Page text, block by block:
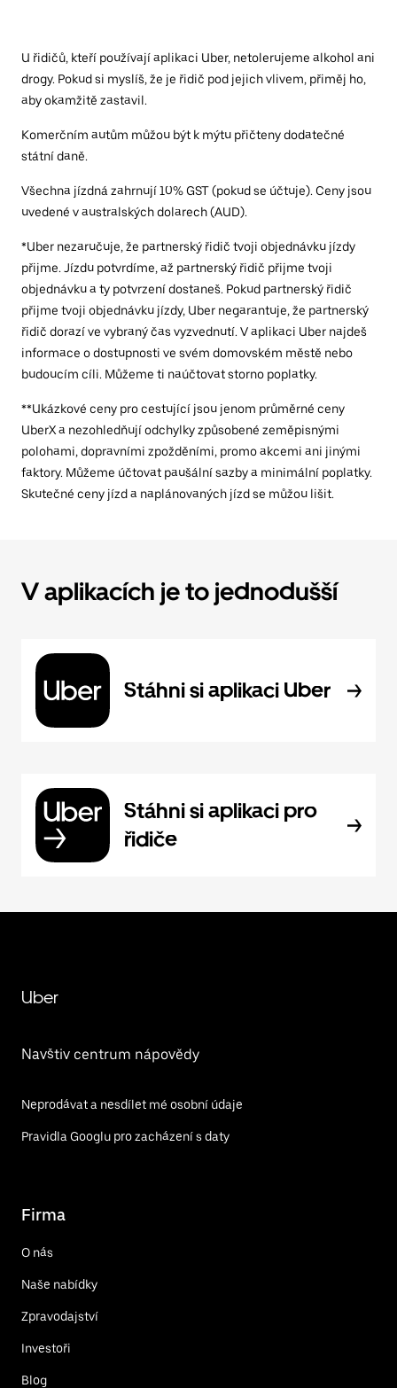
U řidičů, kteří používají aplikaci Uber, netolerujeme alkohol ani
drogy. Pokud si myslíš, že je řidič pod jejich vlivem, přiměj ho,
aby okamžitě zastavil.
Komerčním autům můžou být k mýtu přičteny dodatečné
státní daně.
Všechna jízdná zahrnují 10% GST (pokud se účtuje). Ceny jsou
uvedené v australských dolarech (AUD).
*Uber nezaručuje, že partnerský řidič tvoji objednávku jízdy
přijme. Jízdu potvrdíme, až partnerský řidič přijme tvoji
objednávku a ty potvrzení dostaneš. Pokud partnerský řidič
přijme tvoji objednávku jízdy, Uber negarantuje, že partnerský
řidič dorazí ve vybraný čas vyzvednutí. V aplikaci Uber najdeš
informace o dostupnosti ve svém domovském městě nebo
budoucím cíli. Můžeme ti naúčtovat storno poplatky.
**Ukázkové ceny pro cestující jsou jenom průměrné ceny
UberX a nezohledňují odchylky způsobené zeměpisnými
polohami, dopravními zpožděními, promo akcemi ani jinými
faktory. Můžeme účtovat paušální sazby a minimální poplatky.
Skutečné ceny jízd a naplánovaných jízd se můžou lišit.
V aplikacích je to jednodušší
Stáhni si aplikaci Uber
Stáhni si aplikaci pro
řidiče
Uber
Navštiv centrum nápovědy
Neprodávat a nesdílet mé osobní údaje
Pravidla Googlu pro zacházení s daty
Firma
O nás
Naše nabídky
Zpravodajství
Investoři
Blog